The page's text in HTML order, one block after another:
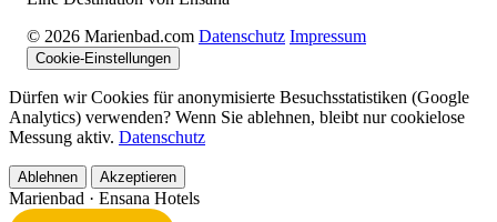
© 2026 Marienbad.com Datenschutz Impressum
Cookie-Einstellungen
Dürfen wir Cookies für anonymisierte Besuchsstatistiken (Google
Analytics) verwenden? Wenn Sie ablehnen, bleibt nur cookielose
Messung aktiv. Datenschutz
Ablehnen Akzeptieren
Marienbad · Ensana Hotels